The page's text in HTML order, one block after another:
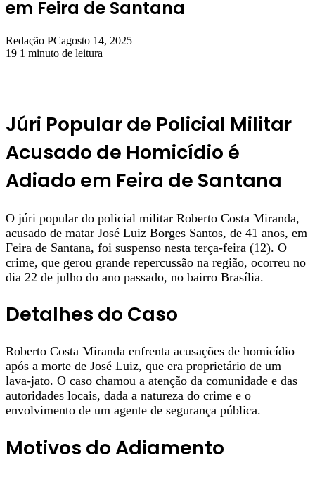
em Feira de Santana
Redação PCagosto 14, 2025
19 1 minuto de leitura
Júri Popular de Policial Militar
Acusado de Homicídio é
Adiado em Feira de Santana
O júri popular do policial militar Roberto Costa Miranda,
acusado de matar José Luiz Borges Santos, de 41 anos, em
Feira de Santana, foi suspenso nesta terça-feira (12). O
crime, que gerou grande repercussão na região, ocorreu no
dia 22 de julho do ano passado, no bairro Brasília.
Detalhes do Caso
Roberto Costa Miranda enfrenta acusações de homicídio
após a morte de José Luiz, que era proprietário de um
lava-jato. O caso chamou a atenção da comunidade e das
autoridades locais, dada a natureza do crime e o
envolvimento de um agente de segurança pública.
Motivos do Adiamento